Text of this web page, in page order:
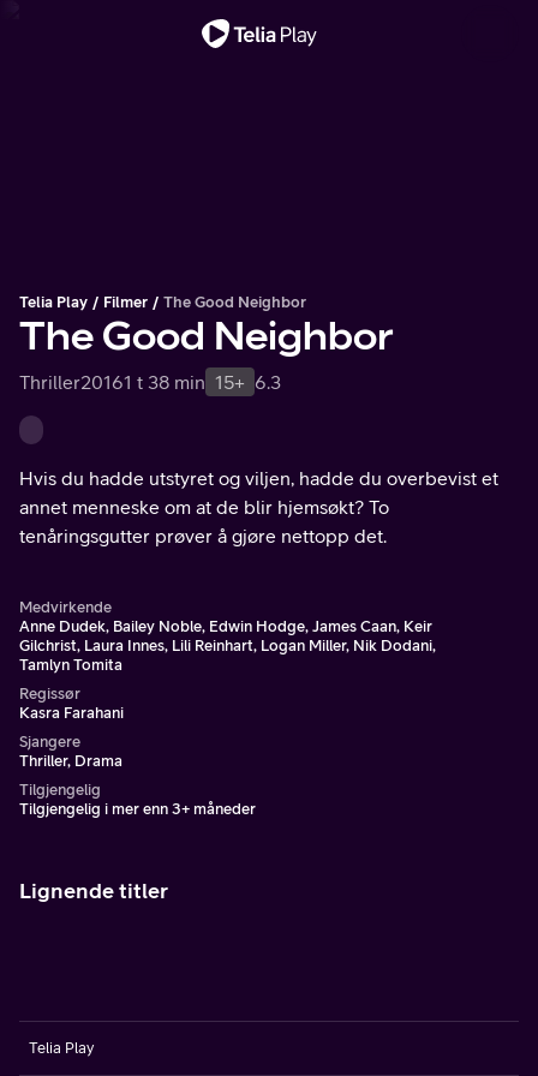
Telia Play Filmer The Good Neighbor
The Good Neighbor
Thriller20161 t 38 min 15+ 6.3
Hvis du hadde utstyret og viljen, hadde du overbevist et
annet menneske om at de blir hjemsøkt? To
tenåringsgutter prøver å gjøre nettopp det.
Medvirkende
Anne Dudek, Bailey Noble, Edwin Hodge, James Caan, Keir
Gilchrist, Laura Innes, Lili Reinhart, Logan Miller, Nik Dodani,
Tamlyn Tomita
Regissør
Kasra Farahani
Sjangere
Thriller, Drama
Tilgjengelig
Tilgjengelig i mer enn 3+ måneder
Lignende titler
Telia Play